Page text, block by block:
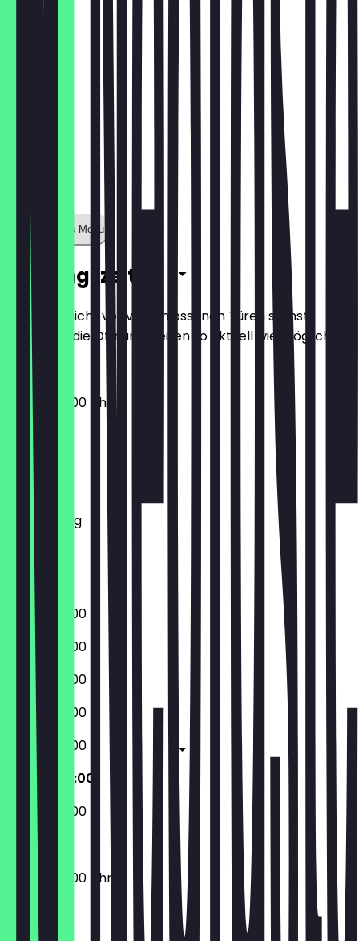
Brunch
Zeige ganzes Menü
Öffnungszeiten
Damit du nicht vor verschlossenen Türen stehst,
halten wir die Öffnungszeiten so aktuell wie möglich.
09:00 - 22:00 Uhr
Montag
Dienstag
Mittwoch
Donnerstag
Freitag
Samstag
Sonntag
09:00 - 22:00
09:00 - 22:00
09:00 - 22:00
09:00 - 22:00
09:00 - 22:00
09:00 - 22:00
09:00 - 22:00
09:00 - 22:00 Uhr